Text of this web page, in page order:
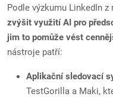
Podle výzkumu LinkedIn z
zvýšit využití AI pro
jim to pomůže vést
nástroje patří:
Aplikační sledovací
TestGorilla a Maki,